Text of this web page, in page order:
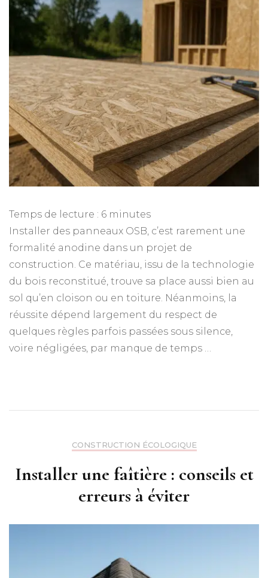
Temps de lecture : 6 minutes
Installer des panneaux OSB, c’est rarement une
formalité anodine dans un projet de
construction. Ce matériau, issu de la technologie
du bois reconstitué, trouve sa place aussi bien au
sol qu’en cloison ou en toiture. Néanmoins, la
réussite dépend largement du respect de
quelques règles parfois passées sous silence,
voire négligées, par manque de temps …
CONSTRUCTION ÉCOLOGIQUE
Installer une faîtière : conseils et
erreurs à éviter